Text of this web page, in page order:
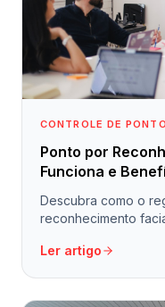
CONTROLE DE PONTO
Ponto por
Funciona e
Descubra como o
reconhecimento
Ler artigo